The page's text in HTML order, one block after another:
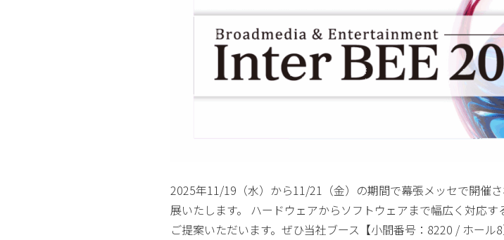
2025年11/19（水）から11/21（金）の期間で幕張メッセで開催
展いたします。 ハードウェアからソフトウェアまで幅広く対応
ご提案いただいます。ぜひ当社ブース【小間番号：8220 / ホール